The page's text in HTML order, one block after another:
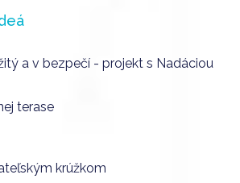
a v bezpečí - projekt s Nadáciou
terase
krúžkom